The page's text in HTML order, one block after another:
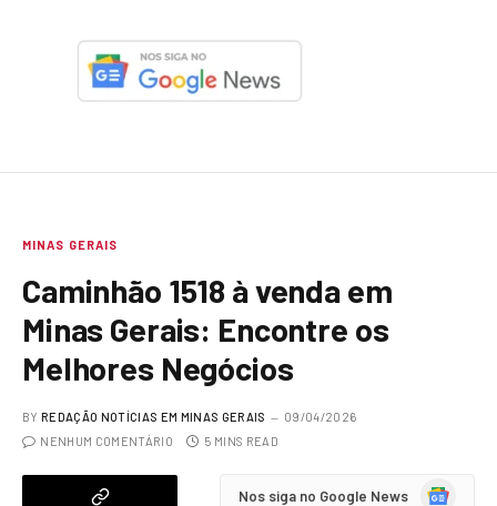
MINAS GERAIS
Caminhão 1518 à venda em
Minas Gerais: Encontre os
Melhores Negócios
BY REDAÇÃO NOTÍCIAS EM MINAS GERAIS
09/04/2026
NENHUM COMENTÁRIO
5 MINS READ
Nos siga no Google News
Google